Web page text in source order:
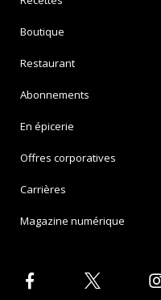
Boutique
Restaurant
Abonnements
En épicerie
Offres corporatives
Carrières
Magazine numérique